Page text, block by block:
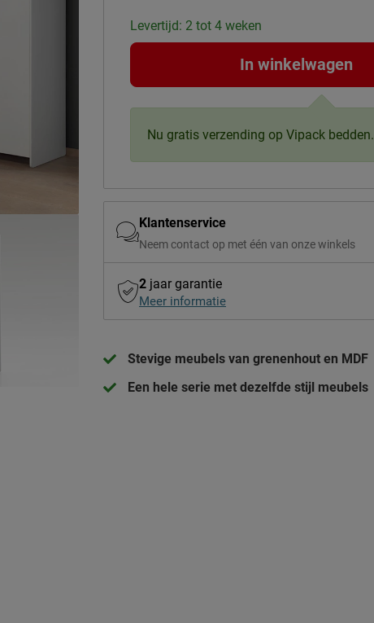
Levertijd: 2 tot 4 weken
In winkelwagen
Nu gratis verzending op Vipack bedden.
Klantenservice
Neem contact op met één van onze winkels
2 jaar garantie
Meer informatie
Stevige meubels van grenenhout en MDF
Een hele serie met dezelfde stijl meubels